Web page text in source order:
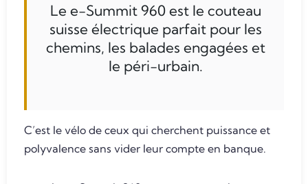
Le e-Summit 960 est le couteau
suisse électrique parfait pour les
chemins, les balades engagées et
le péri-urbain.
C’est le vélo de ceux qui cherchent puissance et
polyvalence sans vider leur compte en banque.